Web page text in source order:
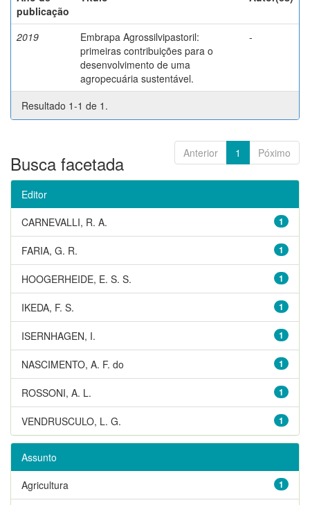
publicação
2019
Embrapa Agrossilvipastoril:
primeiras contribuições para o
desenvolvimento de uma
agropecuária sustentável.
-
Resultado 1-1 de 1.
Anterior 1 Póximo
Busca facetada
Editor
1
CARNEVALLI, R. A.
1
FARIA, G. R.
1
HOOGERHEIDE, E. S. S.
1
IKEDA, F. S.
1
ISERNHAGEN, I.
1
NASCIMENTO, A. F. do
1
ROSSONI, A. L.
1
VENDRUSCULO, L. G.
Assunto
1
Agricultura